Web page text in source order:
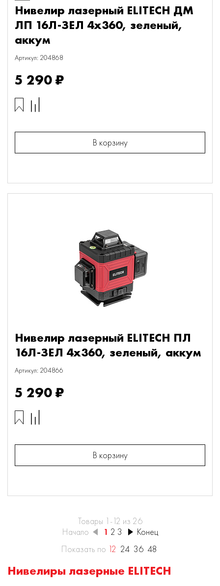
Нивелир лазерный ELITECH ДМ
ЛП 16Л-ЗЕЛ 4х360, зеленый,
аккум
Артикул: 204868
5 290 ₽
В корзину
Нивелир лазерный ELITECH ПЛ
16Л-ЗЕЛ 4х360, зеленый, аккум
Артикул: 204866
5 290 ₽
В корзину
Товары 1-12 из 26
Начало
1 2 3
Конец
Показать по 12 24 36 48
Нивелиры лазерные ELITECH